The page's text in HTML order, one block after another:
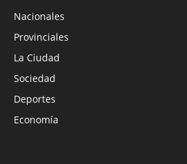
Nacionales
Provinciales
La Ciudad
Sociedad
Deportes
Economía